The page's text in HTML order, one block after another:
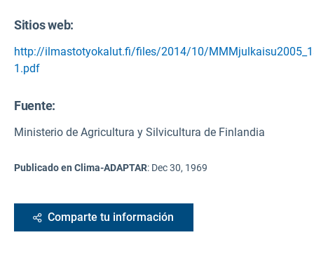
Sitios web:
http://ilmastotyokalut.fi/files/2014/10/
1.pdf
Fuente:
Ministerio de Agricultura y Silvicultura de Finlandia
Publicado en Clima-ADAPTAR: Dec 30, 1969
Comparte tu información